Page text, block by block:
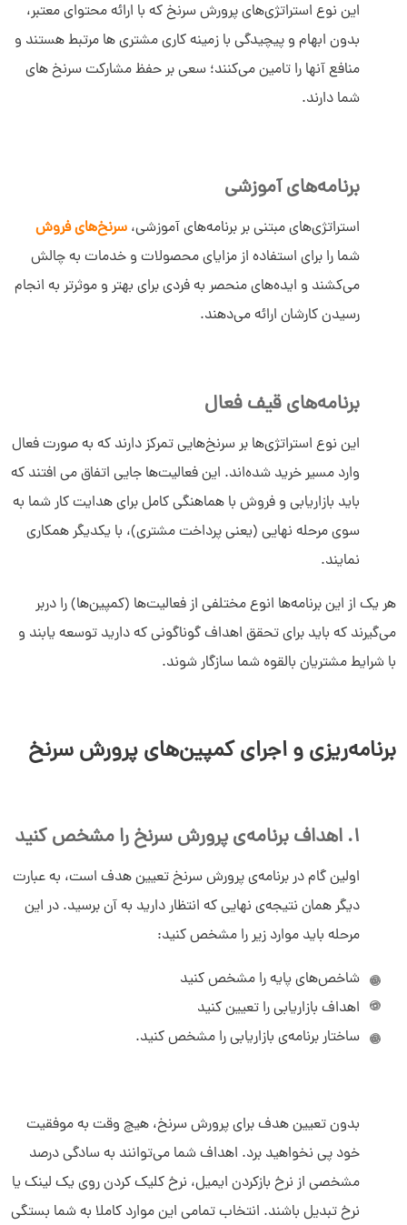
این نوع استراتژی‌های پرورش سرنخ که با ارائه محتوای معتبر،
بدون ابهام و پیچیدگی با زمینه کاری‌ مشتری ها مرتبط هستند و
منافع‌ آنها را تامین می‌کنند؛ سعی بر حفظ مشارکت سرنخ های
شما دارند.
برنامه‌های آموزشی
استراتژی‌های مبتنی بر برنامه‌های آموزشی، سرنخ‌های فروش
شما را برای استفاده از مزایای محصولات و خدمات به چالش
می‌کشند و ایده‌های منحصر به فردی برای بهتر و موثرتر به انجام
رسیدن کارشان ارائه می‌دهند.
برنامه‌های قیف فعال
این نوع استراتژی‌ها بر سرنخ‌هایی تمرکز دارند که به صورت فعال
وارد مسیر خرید شده‌اند. این فعالیت‌ها جایی اتفاق می افتند که
باید بازاریابی و فروش با هماهنگی کامل برای هدایت کار شما به
سوی مرحله نهایی (یعنی پرداخت مشتری)، با یکدیگر همکاری
نمایند.
هر یک از این برنامه‌ها انوع مختلفی از فعالیت‌ها (کمپین‌‌ها) را دربر
می‌گیرند که باید برای تحقق اهداف گوناگونی که دارید توسعه یابند و
با شرایط مشتریان بالقوه شما سازگار شوند.
برنامه‌ریزی و اجرای کمپین‌های پرورش سرنخ
1. اهداف برنامه‌ی پرورش سرنخ را مشخص کنید
اولین گام در برنامه‌ی پرورش سرنخ تعیین هدف است، به عبارت
دیگر همان نتیجه‌ی نهایی که انتظار دارید به آن برسید. در این
مرحله باید موارد زیر را مشخص کنید:
شاخص‌های پایه را مشخص کنید
اهداف بازاریابی را تعیین کنید
ساختار برنامه‌ی بازاریابی را مشخص کنید.
بدون تعیین هدف برای پرورش سرنخ، هیچ وقت به موفقیت
خود پی نخواهید برد. اهداف شما می‌توانند به سادگی درصد
مشخصی از نرخ بازکردن ایمیل، نرخ کلیک کردن روی یک لینک یا
نرخ تبدیل باشند. انتخاب تمامی این موارد کاملا به شما بستگی